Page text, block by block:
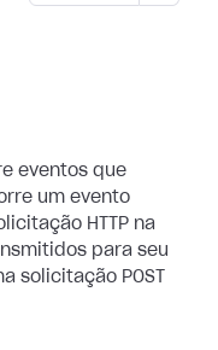
eventos que
um evento
HTTP na
para seu
solicitação POST